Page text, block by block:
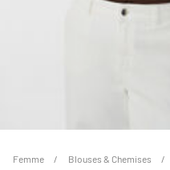
Femme Blouses & Chemises